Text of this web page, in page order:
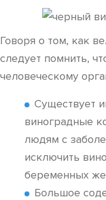
Говоря о том, как
следует помнить,
человеческому
Существует
виноградные
людям с
исключить
беременных
Большое